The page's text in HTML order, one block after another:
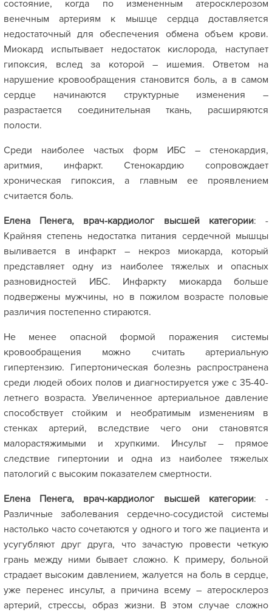
состояние, когда по измененным атеросклерозом
венечным артериям к мышце сердца доставляется
недостаточный для обеспечения обмена объем крови.
Миокард испытывает недостаток кислорода, наступает
гипоксия, вслед за которой – ишемия. Ответом на
нарушение кровообращения становится боль, а в самом
сердце начинаются структурные изменения –
разрастается соединительная ткань, расширяются
полости.
Среди наиболее частых форм ИБС – стенокардия,
аритмия, инфаркт. Стенокардию сопровождает
хроническая гипоксия, а главным ее проявлением
считается боль.
Елена Пенега, врач-кардиолог высшей категории: -
Крайняя степень недостатка питания сердечной мышцы
выливается в инфаркт – некроз миокарда, который
представляет одну из наиболее тяжелых и опасных
разновидностей ИБС. Инфаркту миокарда больше
подвержены мужчины, но в пожилом возрасте половые
различия постепенно стираются.
Не менее опасной формой поражения системы
кровообращения можно считать артериальную
гипертензию. Гипертоническая болезнь распространена
среди людей обоих полов и диагностируется уже с 35-40-
летнего возраста. Увеличенное артериальное давление
способствует стойким и необратимым изменениям в
стенках артерий, вследствие чего они становятся
малорастяжимыми и хрупкими. Инсульт – прямое
следствие гипертонии и одна из наиболее тяжелых
патологий с высоким показателем смертности.
Елена Пенега, врач-кардиолог высшей категории: -
Различные заболевания сердечно-сосудистой системы
настолько часто сочетаются у одного и того же пациента и
усугубляют друг друга, что зачастую провести четкую
грань между ними бывает сложно. К примеру, больной
страдает высоким давлением, жалуется на боль в сердце,
уже перенес инсульт, а причина всему – атеросклероз
артерий, стрессы, образ жизни. В этом случае сложно